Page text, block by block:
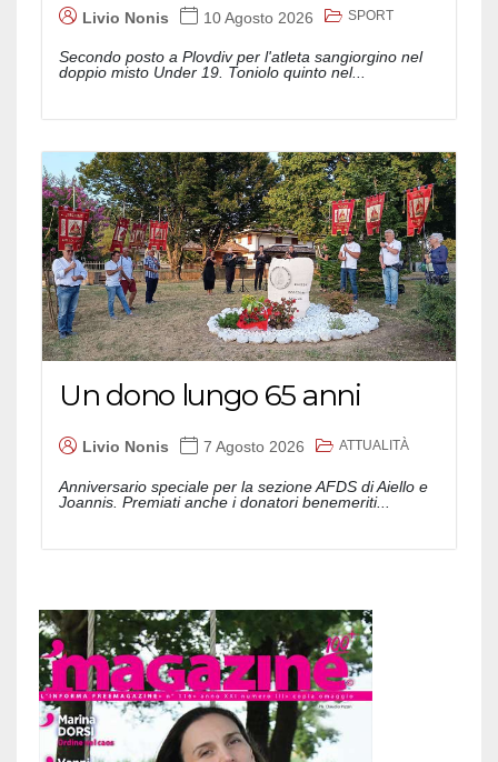
Livio Nonis 10 Agosto 2026 SPORT
Secondo posto a Plovdiv per l'atleta sangiorgino nel
doppio misto Under 19. Toniolo quinto nel...
Un dono lungo 65 anni
Livio Nonis 7 Agosto 2026 ATTUALITÀ
Anniversario speciale per la sezione AFDS di Aiello e
Joannis. Premiati anche i donatori benemeriti...